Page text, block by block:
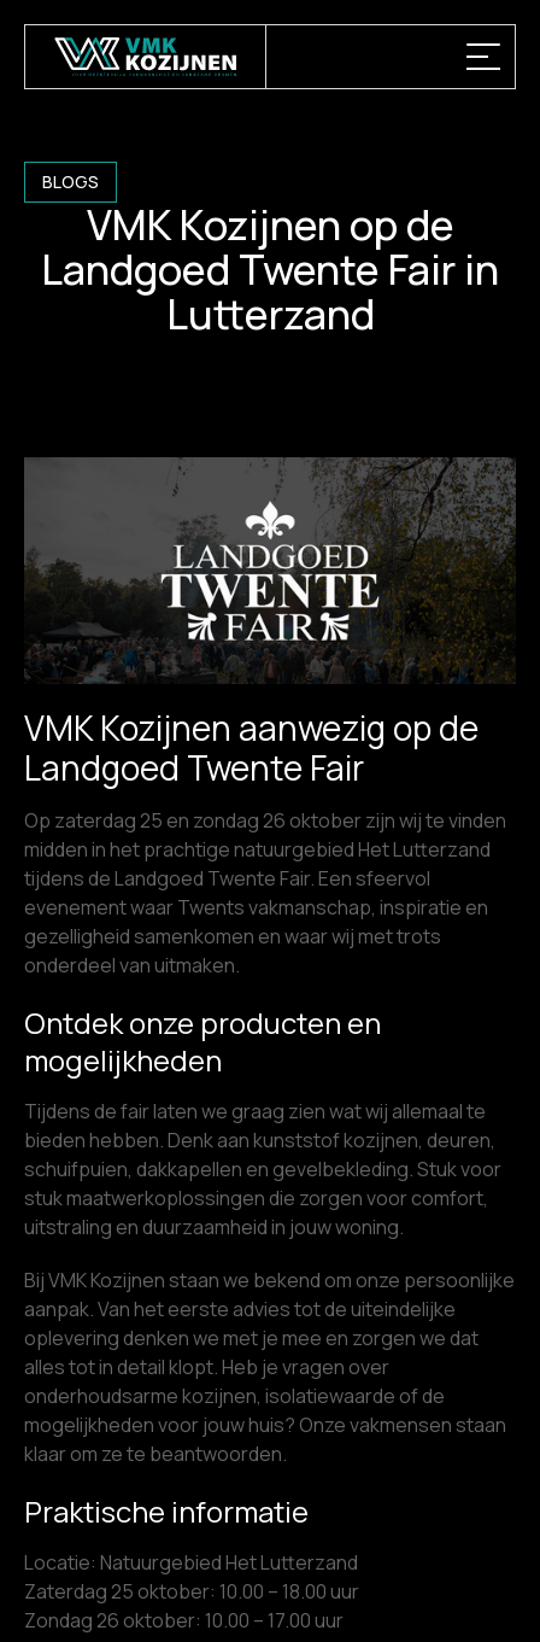
BLOGS
VMK Kozijnen op de
Landgoed Twente Fair in
Lutterzand
VMK Kozijnen aanwezig op de
Landgoed Twente Fair
Op zaterdag 25 en zondag 26 oktober zijn wij te vinden
midden in het prachtige natuurgebied Het Lutterzand
tijdens de Landgoed Twente Fair. Een sfeervol
evenement waar Twents vakmanschap, inspiratie en
gezelligheid samenkomen en waar wij met trots
onderdeel van uitmaken.
Ontdek onze producten en
mogelijkheden
Tijdens de fair laten we graag zien wat wij allemaal te
bieden hebben. Denk aan kunststof kozijnen, deuren,
schuifpuien, dakkapellen en gevelbekleding. Stuk voor
stuk maatwerkoplossingen die zorgen voor comfort,
uitstraling en duurzaamheid in jouw woning.
Bij VMK Kozijnen staan we bekend om onze persoonlijke
aanpak. Van het eerste advies tot de uiteindelijke
oplevering denken we met je mee en zorgen we dat
alles tot in detail klopt. Heb je vragen over
onderhoudsarme kozijnen, isolatiewaarde of de
mogelijkheden voor jouw huis? Onze vakmensen staan
klaar om ze te beantwoorden.
Praktische informatie
Locatie: Natuurgebied Het Lutterzand
Zaterdag 25 oktober: 10.00 – 18.00 uur
Zondag 26 oktober: 10.00 – 17.00 uur